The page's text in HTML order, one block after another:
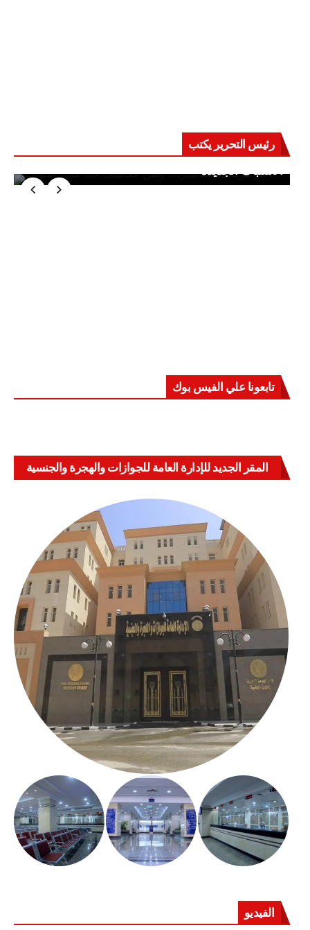
رئيس التحرير يكتب
حرب على العقول.. حادثة دمياط تكشف قواعد
الاشتباك الجديدة
تابعونا علي الفيس بوك
المقر الجديد للإدارة العامة للجوازات والهجرة والجنسية
الفيديو